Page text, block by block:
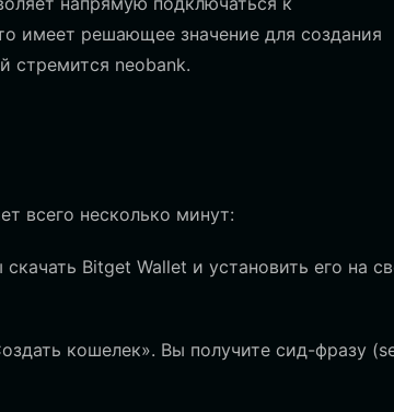
имеет решающее значение для создания
стремится neobank.
всего несколько минут:
Bitget Wallet и установить его на
кошелек». Вы получите сид-фразу